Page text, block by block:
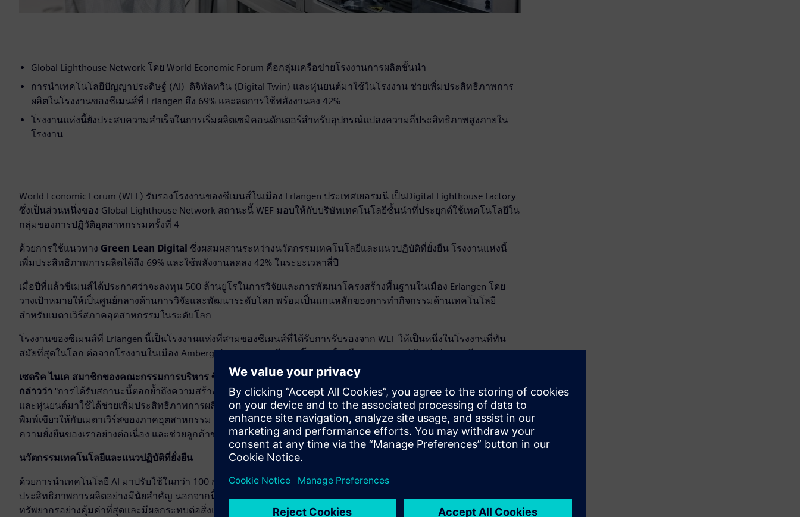
Global Lighthouse Network โดย World Economic Forum คือกลุ่มเครือข่ายโรงงานการผลิตชั้นนำ
การนำเทคโนโลยีปัญญาประดิษฐ์ (AI) ดิจิทัลทวิน (Digital Twin) และหุ่นยนต์มาใช้ในโรงงาน ช่วยเพิ่มประสิทธิภาพการ
ผลิตในโรงงานของซีเมนส์ที่ Erlangen ถึง 69% และลดการใช้พลังงานลง 42%
โรงงานแห่งนี้ยังประสบความสำเร็จในการเริ่มผลิตเซมิคอนดักเตอร์สำหรับอุปกรณ์แปลงความถี่ประสิทธิภาพสูงภายใน
โรงงาน
World Economic Forum (WEF) รับรองโรงงานของซีเมนส์ในเมือง Erlangen ประเทศเยอรมนี เป็นDigital Lighthouse Factory
ซึ่งเป็นส่วนหนึ่งของ Global Lighthouse Network สถานะนี้ WEF มอบให้กับบริษัทเทคโนโลยีชั้นนำที่ประยุกต์ใช้เทคโนโลยีใน
กลุ่มของการปฏิวัติอุตสาหกรรมครั้งที่ 4
ด้วยการใช้แนวทาง Green Lean Digital ซึ่งผสมผสานระหว่างนวัตกรรมเทคโนโลยีและแนวปฏิบัติที่ยั่งยืน โรงงานแห่งนี้
เพิ่มประสิทธิภาพการผลิตได้ถึง 69% และใช้พลังงานลดลง 42% ในระยะเวลาสี่ปี
เมื่อปีที่แล้วซีเมนส์ได้ประกาศว่าจะลงทุน 500 ล้านยูโรในการวิจัยและการพัฒนาโครงสร้างพื้นฐานในเมือง Erlangen โดย
วางเป้าหมายให้เป็นศูนย์กลางด้านการวิจัยและพัฒนาระดับโลก พร้อมเป็นแกนหลักของการทำกิจกรรมด้านเทคโนโลยี
สำหรับเมตาเวิร์สภาคอุตสาหกรรมในระดับโลก
โรงงานของซีเมนส์ที่ Erlangen นี้เป็นโรงงานแห่งที่สามของซีเมนส์ที่ได้รับการรับรองจาก WEF ให้เป็นหนึ่งในโรงงานที่ทัน
สมัยที่สุดในโลก ต่อจากโรงงานในเมือง Amberg ประเทศเยอรมนี และโรงงานในเมือง Chengdu (เฉิงตู) ประเทศจีน
เซดริค ไนเค สมาชิกของคณะกรรมการบริหาร ซีเมนส์ เอจี และประธานเจ้าหน้าที่บริหารกลุ่มธุรกิจ Digital Industries
กล่าวว่า "การได้รับสถานะนี้ตอกย้ำถึงความสร้างสรรค์ของทีมงานที่ Erlangen ของเรา การนำเทคโนโลยีเช่น AI ดิจิทัลทวิน
และหุ่นยนต์มาใช้ได้ช่วยเพิ่มประสิทธิภาพการผลิตขึ้นถึง 69% ลดการใช้พลังงานลง 42% และยังเป็นการสร้างต้นแบบ
พิมพ์เขียวให้กับเมตาเวิร์สของภาคอุตสาหกรรม ซึ่งการได้รับสถานะนี้เป็นกำลังให้เราเดินหน้าดำเนินการตามเป้าหมายด้าน
ความยั่งยืนของเราอย่างต่อเนื่อง และช่วยลูกค้าของเราให้มีความยืดหยุ่นและยั่งยืนมากขึ้น"
นวัตกรรมเทคโนโลยีและแนวปฏิบัติที่ยั่งยืน
ด้วยการนำเทคโนโลยี AI มาปรับใช้ในกว่า 100 กรณีการใช้งานจริง ร่วมกับเทคโนโลยีดิจิทัลทวิน โรงงานสามารถเพิ่ม
ประสิทธิภาพการผลิตอย่างมีนัยสำคัญ นอกจากนี้ โรงงานยังได้นำแนวทางนวัตกรรมเพื่อลดการเกิดของเสียมาใช้ โดยมุ่งใช้
ทรัพยากรอย่างคุ้มค่าที่สุดและมีผลกระทบต่อสิ่งแวดล้อมน้อยที่สุด